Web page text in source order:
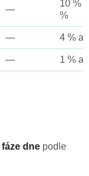
—
10 %
%
— 4 %
— 1 %
fáze dne podle